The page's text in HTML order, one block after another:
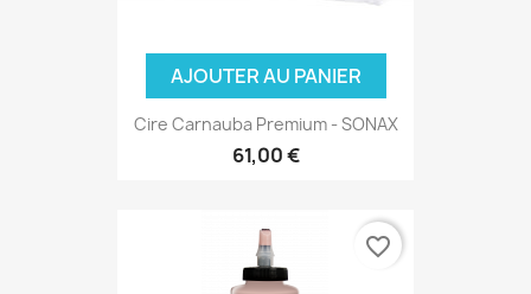
AJOUTER AU PANIER
Cire Carnauba Premium - SONAX
61,00 €
favorite_border